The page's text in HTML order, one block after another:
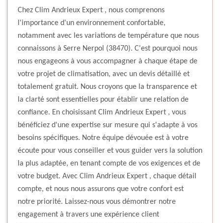
Chez Clim Andrieux Expert , nous comprenons
l'importance d'un environnement confortable,
notamment avec les variations de température que nous
connaissons à Serre Nerpol (38470). C'est pourquoi nous
nous engageons à vous accompagner à chaque étape de
votre projet de climatisation, avec un devis détaillé et
totalement gratuit. Nous croyons que la transparence et
la clarté sont essentielles pour établir une relation de
confiance. En choisissant Clim Andrieux Expert , vous
bénéficiez d'une expertise sur mesure qui s'adapte à vos
besoins spécifiques. Notre équipe dévouée est à votre
écoute pour vous conseiller et vous guider vers la solution
la plus adaptée, en tenant compte de vos exigences et de
votre budget. Avec Clim Andrieux Expert , chaque détail
compte, et nous nous assurons que votre confort est
notre priorité. Laissez-nous vous démontrer notre
engagement à travers une expérience client